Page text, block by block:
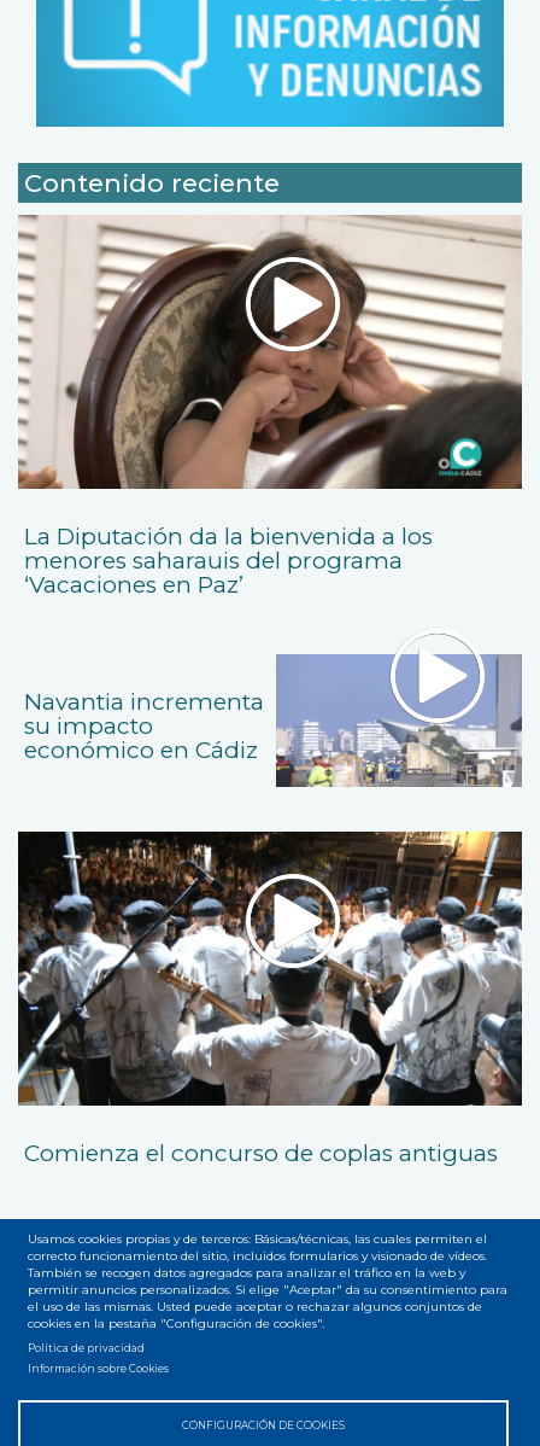
Contenido reciente
La Diputación da la bienvenida a los
menores saharauis del programa
‘Vacaciones en Paz’
Navantia incrementa
su impacto
económico en Cádiz
Comienza el concurso de coplas antiguas
Menú
del
Accesibilidad Privacidad Legal Cookies
Usamos cookies propias y de terceros: Básicas/técnicas, las cuales permiten el
correcto funcionamiento del sitio, incluidos formularios y visionado de vídeos.
También se recogen datos agregados para analizar el tráfico en la web y
permitir anuncios personalizados. Si elige "Aceptar" da su consentimiento para
el uso de las mismas. Usted puede aceptar o rechazar algunos conjuntos de
cookies en la pestaña "Configuración de cookies".
Política de privacidad
Información sobre Cookies
CONFIGURACIÓN DE COOKIES